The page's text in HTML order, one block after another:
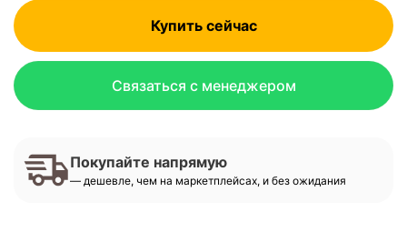
Купить сейчас
Связаться с менеджером
Покупайте напрямую
— дешевле, чем на маркетплейсах, и без ожидания